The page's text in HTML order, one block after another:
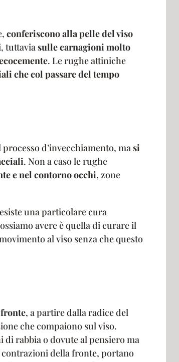
conferiscono alla pelle del viso
tuttaviasulle carnagioni molto
. Le rughe attiniche
che col passare del tempo
d’invecchiamento, masi
. Non a caso le rughe
e nel contorno occhi, zone
una particolare cura
avere è quella di curare il
al viso senza che questo
, a partire dalla radice del
che compaiono sul viso.
di rabbia o dovute al pensiero ma
contrazioni della fronte, portano